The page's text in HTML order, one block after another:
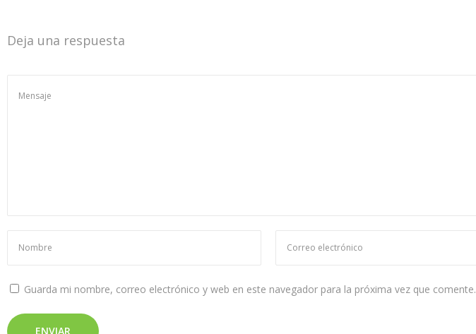
Deja una respuesta
Guarda mi nombre, correo electrónico y web en este navegador para la próxima vez que comente.